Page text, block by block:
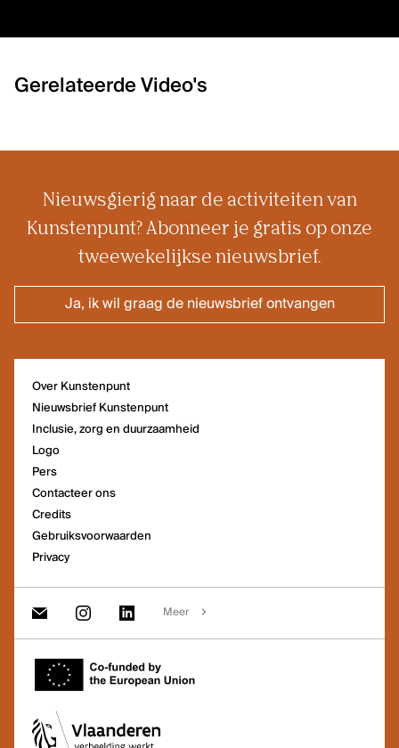
Gerelateerde Video's
Nieuwsgierig naar de activiteiten van
Kunstenpunt? Abonneer je gratis op onze
tweewekelijkse nieuwsbrief.
Ja, ik wil graag de nieuwsbrief ontvangen
Over Kunstenpunt
Nieuwsbrief Kunstenpunt
Inclusie, zorg en duurzaamheid
Logo
Pers
Contacteer ons
Credits
Gebruiksvoorwaarden
Privacy
Meer